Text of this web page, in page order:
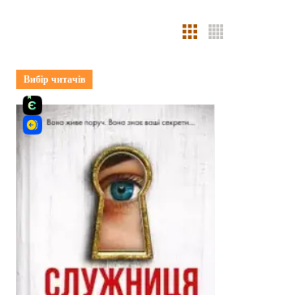
Вибір читачів